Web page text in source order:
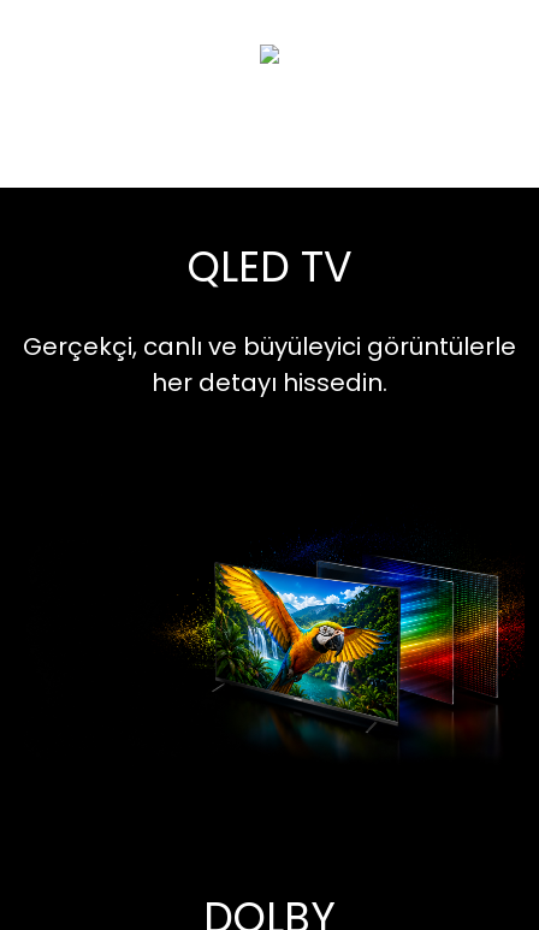
TELEVIZYONLAR
QLED TV
Gerçekçi, canlı ve büyüleyici görüntülerle
her detayı hissedin.
DOLBY